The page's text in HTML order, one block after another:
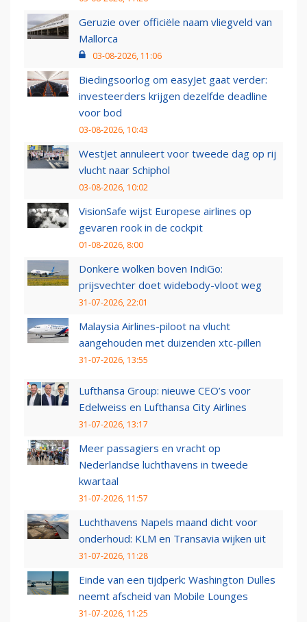
Geruzie over officiële naam vliegveld van
Mallorca
03-08-2026, 11:06
Biedingsoorlog om easyJet gaat verder:
investeerders krijgen dezelfde deadline
voor bod
03-08-2026, 10:43
WestJet annuleert voor tweede dag op rij
vlucht naar Schiphol
03-08-2026, 10:02
VisionSafe wijst Europese airlines op
gevaren rook in de cockpit
01-08-2026, 8:00
Donkere wolken boven IndiGo:
prijsvechter doet widebody-vloot weg
31-07-2026, 22:01
Malaysia Airlines-piloot na vlucht
aangehouden met duizenden xtc-pillen
31-07-2026, 13:55
Lufthansa Group: nieuwe CEO’s voor
Edelweiss en Lufthansa City Airlines
31-07-2026, 13:17
Meer passagiers en vracht op
Nederlandse luchthavens in tweede
kwartaal
31-07-2026, 11:57
Luchthavens Napels maand dicht voor
onderhoud: KLM en Transavia wijken uit
31-07-2026, 11:28
Einde van een tijdperk: Washington Dulles
neemt afscheid van Mobile Lounges
31-07-2026, 11:25